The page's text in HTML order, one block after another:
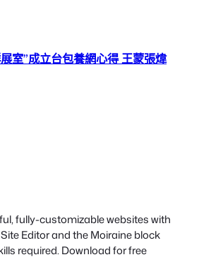
室”成立台包養網心得 王蒙張煒
fully-customizable websites with
Editor and the Moiraine block
required. Download for free